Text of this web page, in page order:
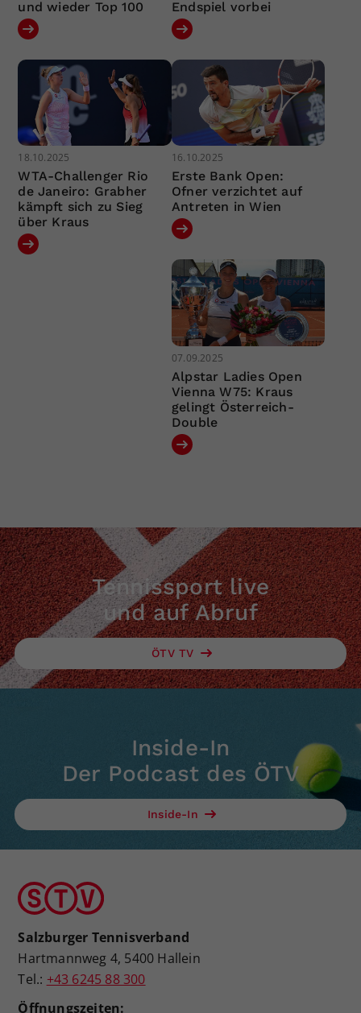
und wieder Top 100
Endspiel vorbei
18.10.2025
WTA-Challenger Rio
de Janeiro: Grabher
kämpft sich zu Sieg
über Kraus
16.10.2025
Erste Bank Open:
Ofner verzichtet auf
Antreten in Wien
07.09.2025
Alpstar Ladies Open
Vienna W75: Kraus
gelingt Österreich-
Double
Tennissport live
und auf Abruf
ÖTV TV
Inside-In
Der Podcast des ÖTV
Inside-In
Salzburger Tennisverband
Hartmannweg 4, 5400 Hallein
Tel.: +43 6245 88 300
Öffnungszeiten: